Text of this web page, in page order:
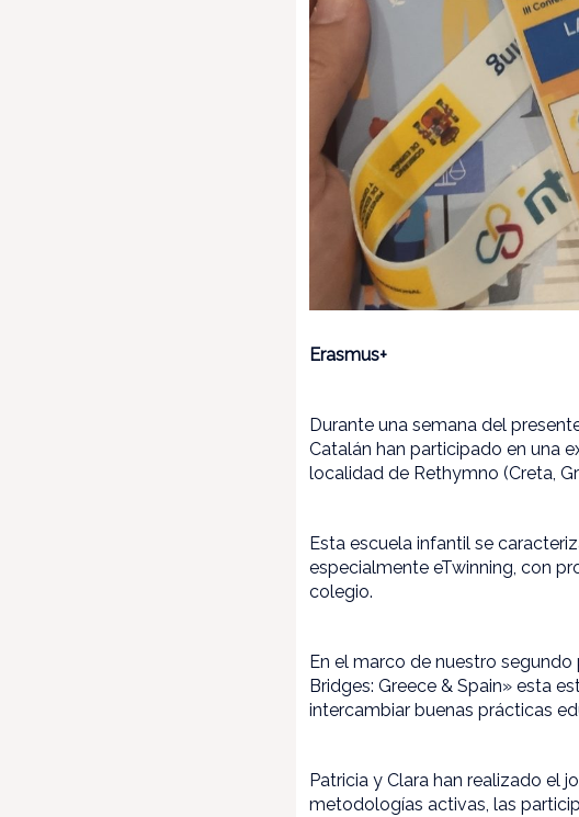
Erasmus+
Durante una semana del
Catalán han participado en una
localidad de Rethymno (Creta,
Esta escuela infantil se
especialmente eTwinning, con
colegio.
En el marco de nuestro
Bridges: Greece & Spain» esta
intercambiar buenas prácticas
Patricia y Clara han realizado el
metodologías activas, las